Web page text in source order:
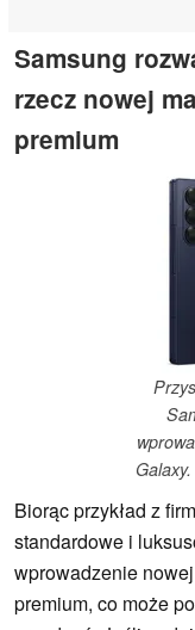
Samsung
rzecz nowej
premium
Biorąc przykład z
standardowe i
wprowadzenie
premium, co może